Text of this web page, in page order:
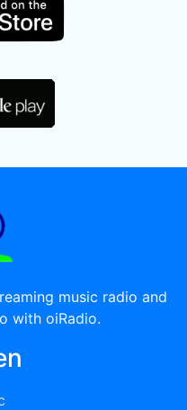
music radio and
with oiRadio.